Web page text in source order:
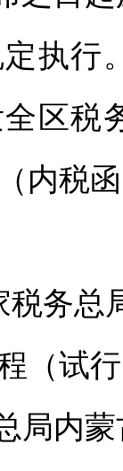
执行
区税
内税
税务总
（试
局内